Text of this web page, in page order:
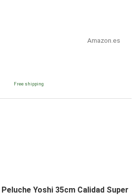
Amazon.es
Free shipping
Yoshi 35cm Calidad Super